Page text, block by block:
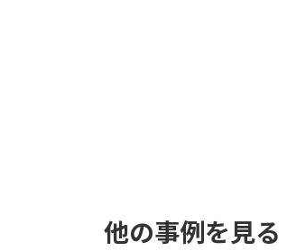
他の事例を見る